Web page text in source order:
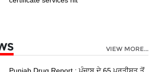
VIEW MORE...
Punjab Drug Report : ਪੰਜਾਬ ਦੇ 65 ਪ੍ਰਤੀਸ਼ਤ ਤੋਂ